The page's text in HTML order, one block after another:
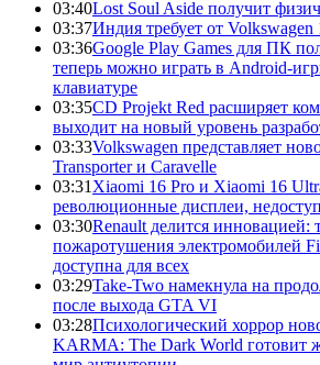
03:40Lost Soul Aside получит
03:37Индия требует от Volkswagen
03:36Google Play Games для ПК
теперь можно играть в Android-
клавиатуре
03:35CD Projekt Red расширяет
выходит на новый уровень
03:33Volkswagen представляет
Transporter и Caravelle
03:31 Xiaomi 16 Pro и Xiaomi 16
революционные дисплеи,
03:30Renault делится инновацией:
пожаротушения электромобилей
доступна для всех
03:29Take-Two намекнула на
после выхода GTA VI
03:28Психологический хоррор
KARMA: The Dark World готовит